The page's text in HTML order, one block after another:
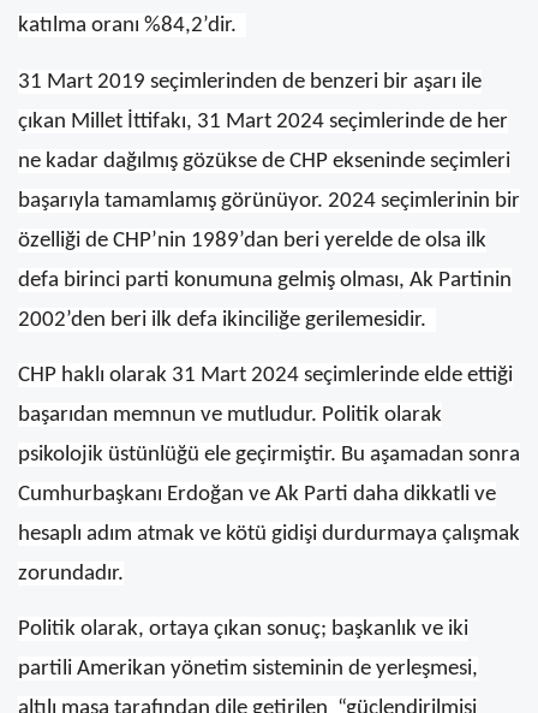
katılma oranı %84,2’dir.
31 Mart 2019 seçimlerinden de benzeri bir aşarı ile
çıkan Millet İttifakı, 31 Mart 2024 seçimlerinde de her
ne kadar dağılmış gözükse de CHP ekseninde seçimleri
başarıyla tamamlamış görünüyor. 2024 seçimlerinin bir
özelliği de CHP’nin 1989’dan beri yerelde de olsa ilk
defa birinci parti konumuna gelmiş olması, Ak Partinin
2002’den beri ilk defa ikinciliğe gerilemesidir.
CHP haklı olarak 31 Mart 2024 seçimlerinde elde ettiği
başarıdan memnun ve mutludur. Politik olarak
psikolojik üstünlüğü ele geçirmiştir. Bu aşamadan sonra
Cumhurbaşkanı Erdoğan ve Ak Parti daha dikkatli ve
hesaplı adım atmak ve kötü gidişi durdurmaya çalışmak
zorundadır.
Politik olarak, ortaya çıkan sonuç; başkanlık ve iki
partili Amerikan yönetim sisteminin de yerleşmesi,